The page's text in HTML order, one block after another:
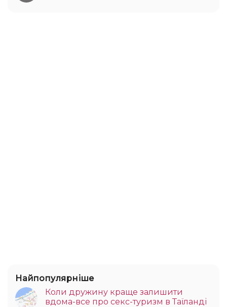
Найпопулярніше
Коли дружину краще залишити
вдома-все про секс-туризм в Таїланді